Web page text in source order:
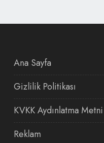
Ana Sayfa
Gizlilik Politikası
KVKK Aydınlatma Metni
Reklam